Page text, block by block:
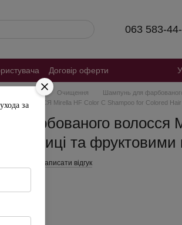
за
063 583-
Договір оферти
та догляд Очищення
Шампунь для
ВОЛОССЯ Mirella HF Color C Shampoo for Colored Hair
фарбованого волосся
чорниці та
Написати відгук